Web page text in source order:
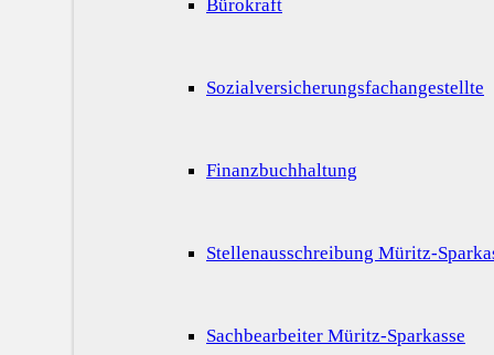
Bürokraft
Sozialversicherungsfachangestellte
Finanzbuchhaltung
Stellenausschreibung Müritz-
Sachbearbeiter Müritz-Sparkasse